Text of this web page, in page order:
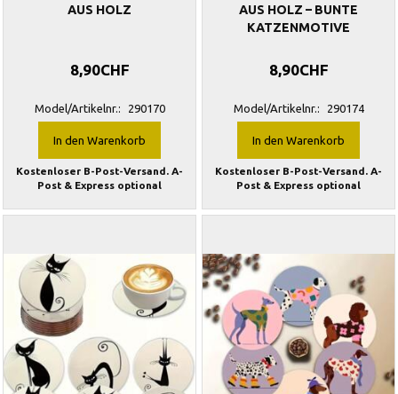
AUS HOLZ
8,90CHF
Model/Artikelnr.: 290170
In den Warenkorb
Kostenloser B-Post-Versand. A-
Post & Express optional
AUS HOLZ – BUNTE
KATZENMOTIVE
8,90CHF
Model/Artikelnr.: 290174
In den Warenkorb
Kostenloser B-Post-Versand. A-
Post & Express optional